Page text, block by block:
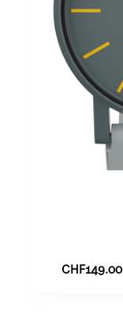
CHF149.00